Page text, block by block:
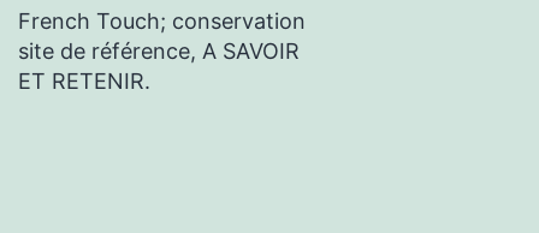
French Touch; conservation
site de référence, A SAVOIR
ET RETENIR.